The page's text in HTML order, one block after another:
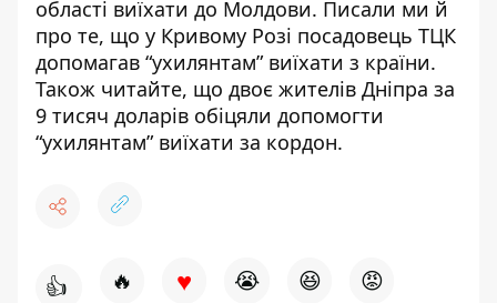
області виїхати до Молдови. Писали ми й
про те, що у Кривому Розі посадовець ТЦК
допомагав “ухилянтам” виїхати з країни.
Також читайте, що двоє жителів Дніпра за
9 тисяч доларів обіцяли допомогти
“ухилянтам” виїхати за кордон.
👍 🔥 ♥ 😭 😆 😡